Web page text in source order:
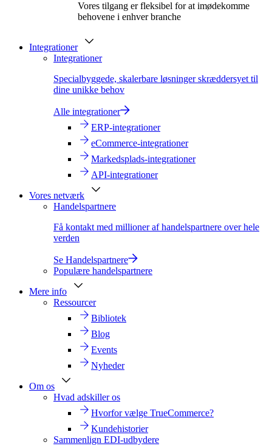
Vores tilgang er fleksibel for at imødekomme
behovene i enhver branche
Integrationer
Integrationer
Specialbyggede, skalerbare løsninger skræddersyet til
dine unikke behov
Alle integrationer
ERP-integrationer
eCommerce-integrationer
Markedsplads-integrationer
API-integrationer
Vores netværk
Handelspartnere
Få kontakt med millioner af handelspartnere over hele
verden
Se Handelspartnere
Populære handelspartnere
Mere info
Ressourcer
Bibliotek
Blog
Events
Nyheder
Om os
Hvad adskiller os
Hvorfor vælge TrueCommerce?
Kundehistorier
Sammenlign EDI-udbydere